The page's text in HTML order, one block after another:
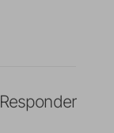
Responder